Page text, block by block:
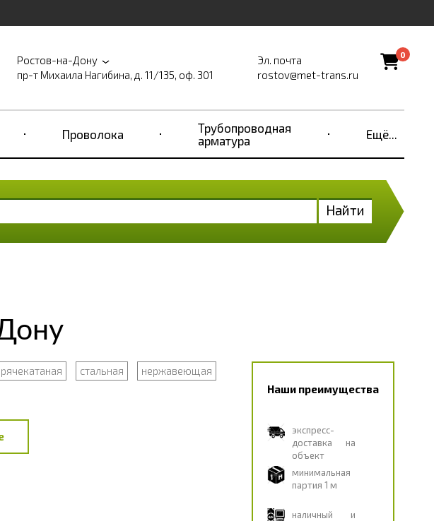
Ростов-на-Дону
пр-т Михаила Нагибина, д. 11/135, оф. 301
Эл. почта
rostov@met-trans.ru
0
Проволока
Трубопроводная
арматура
Ещё...
Найти
стальная
нержавеющая
Наши преимущества
экспресс-
доставка на
объект
минимальная
партия 1 м
наличный и